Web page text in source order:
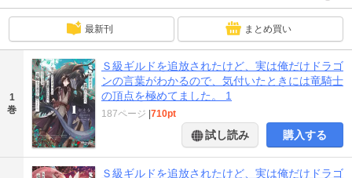
最新刊 まとめ買い
1
巻
Ｓ級ギルドを追放されたけど、実は俺だけドラゴ
ンの言葉がわかるので、気付いたときには竜騎士
の頂点を極めてました。 1
187ページ |710pt
試し読み 購入する
Ｓ級ギルドを追放されたけど、実は俺だけドラゴ